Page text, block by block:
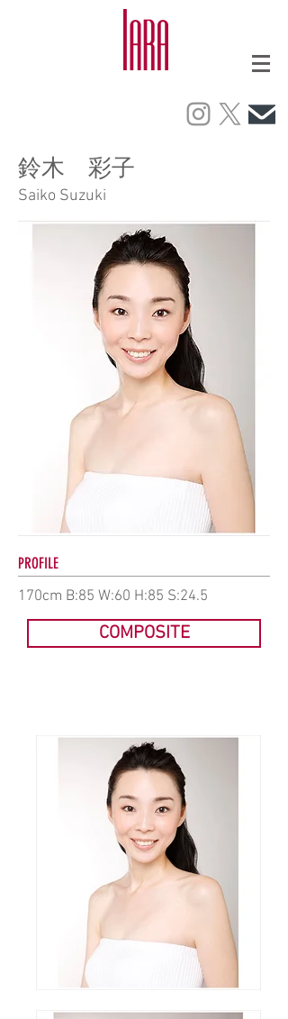
鈴木 彩子
Saiko Suzuki
PROFILE
170cm B:85 W:60 H:85 S:24.5
COMPOSITE